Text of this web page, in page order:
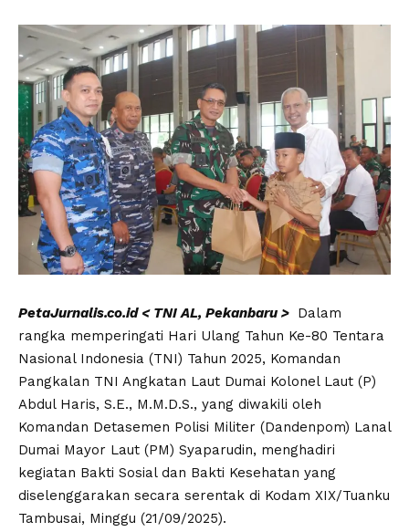
PetaJurnalis.co.id < TNI AL, Pekanbaru > Dalam
rangka memperingati Hari Ulang Tahun Ke-80 Tentara
Nasional Indonesia (TNI) Tahun 2025, Komandan
Pangkalan TNI Angkatan Laut Dumai Kolonel Laut (P)
Abdul Haris, S.E., M.M.D.S., yang diwakili oleh
Komandan Detasemen Polisi Militer (Dandenpom) Lanal
Dumai Mayor Laut (PM) Syaparudin, menghadiri
kegiatan Bakti Sosial dan Bakti Kesehatan yang
diselenggarakan secara serentak di Kodam XIX/Tuanku
Tambusai, Minggu (21/09/2025).